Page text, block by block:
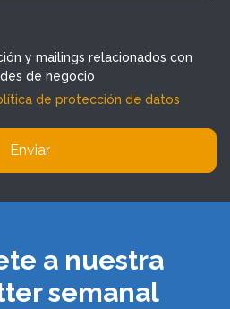
y mailings relacionados con
de negocio
de protección de datos
Enviar
a nuestra
semanal